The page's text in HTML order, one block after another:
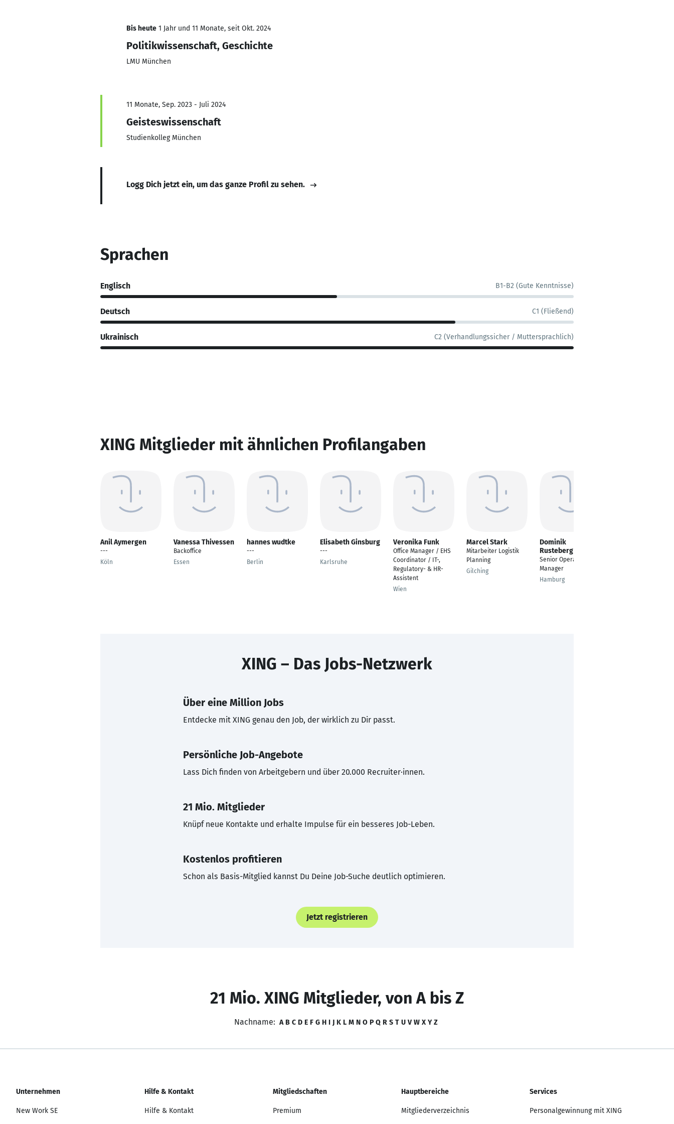
Bis heute 1 Jahr und 11 Monate, seit Okt. 2024
Politikwissenschaft, Geschichte
LMU München
11 Monate, Sep. 2023 - Juli 2024
Geisteswissenschaft
Studienkolleg München
Logg Dich jetzt ein, um das ganze Profil zu sehen.
Sprachen
Englisch B1-B2 (Gute Kenntnisse)
Deutsch C1 (Fließend)
Ukrainisch C2 (Verhandlungssicher / Muttersprachlich)
XING Mitglieder mit ähnlichen Profilangaben
Anil Aymergen
---
Köln
Vanessa Thivessen
Backoffice
Essen
hannes wudtke
---
Berlin
Elisabeth Ginsburg
---
Karlsruhe
Veronika Funk
Office Manager / EHS
Coordinator / IT-,
Regulatory- & HR-
Assistent
Wien
Marcel Stark
Mitarbeiter Logistik
Planning
Gilching
Dominik
Rusteberg
Senior Operations
Manager
Hamburg
XING – Das Jobs-Netzwerk
Über eine Million Jobs
Entdecke mit XING genau den Job, der wirklich zu Dir passt.
Persönliche Job-Angebote
Lass Dich finden von Arbeitgebern und über 20.000 Recruiter·innen.
21 Mio. Mitglieder
Knüpf neue Kontakte und erhalte Impulse für ein besseres Job-Leben.
Kostenlos profitieren
Schon als Basis-Mitglied kannst Du Deine Job-Suche deutlich optimieren.
Jetzt registrieren
21 Mio. XING Mitglieder, von A bis Z
Nachname: A B C D E F G H I J K L M N O P Q R S T U V W X Y Z
Unternehmen
New Work SE
Hilfe & Kontakt
Hilfe & Kontakt
Mitgliedschaften
Premium
Hauptbereiche
Mitgliederverzeichnis
Services
Personalgewinnung mit XING